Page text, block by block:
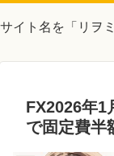
サイト名を「リヲ
FX2026年1
で固定費半